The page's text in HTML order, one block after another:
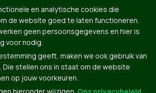
en analytische cookies die
de website goed te laten functioneren.
geen persoonsgegevens en hier is
voor nodig.
geeft, maken we ook gebruik van
Die stellen ons in staat om de website
op jouw voorkeuren.